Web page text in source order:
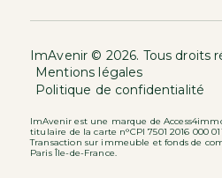
ImAvenir © 2026. Tous droits
Mentions légales
Politique de confidentialité
ImAvenir est une marque de
titulaire de la carte n°CPI 7501 2016 000
Transaction sur immeuble et fonds de
Paris Île-de-France.